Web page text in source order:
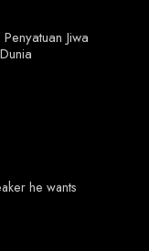
Jiwa
he wants